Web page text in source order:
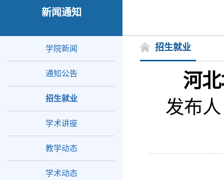
新闻通知
学院新闻
通知公告
招生就业
学术讲座
教学动态
学术动态
招生就业
河
发布